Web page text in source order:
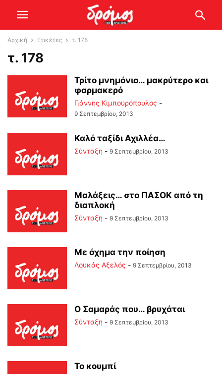
Αρχική Ετικέτες τ. 178
τ. 178
Τρίτο μνημόνιο… μακρύτερο και
φαρμακερό
Γιάννης Κιμπουρόπουλος -
9 Σεπτεμβρίου, 2013
Καλό ταξίδι Αχιλλέα…
Σύνταξη - 9 Σεπτεμβρίου, 2013
Μαλάξεις… στο ΠΑΣΟΚ από τη
διαπλοκή
Σύνταξη - 9 Σεπτεμβρίου, 2013
Με όχημα την ποίηση
Λουκάς Αξελός - 9 Σεπτεμβρίου, 2013
Ο Σαμαράς που… βρυχάται
Σύνταξη - 9 Σεπτεμβρίου, 2013
Το κουμπί